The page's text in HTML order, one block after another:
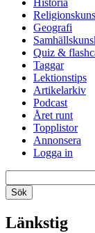
Historia
Geografi
Quiz &
Taggar
Lektionstips
Artikelarkiv
Podcast
Året runt
Topplistor
Annonsera
Logga in
Länkstig